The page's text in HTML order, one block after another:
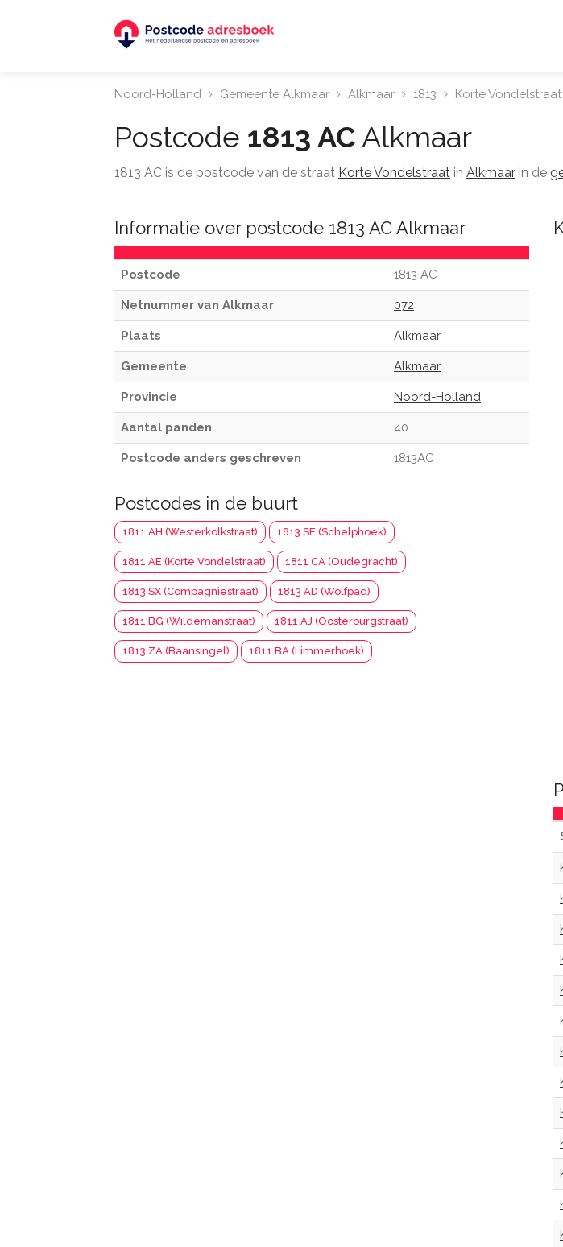
Noord-Holland Gemeente Alkmaar Alkmaar 1813 Korte Vondelstraat
Postcode 1813 AC Alkmaar
1813 AC is de postcode van de straat Korte Vondelstraat in Alkmaar in de
Informatie over postcode 1813 AC Alkmaar
Postcode 1813 AC
Netnummer van Alkmaar 072
Plaats Alkmaar
Gemeente Alkmaar
Provincie Noord-Holland
Aantal panden 40
Postcode anders geschreven 1813AC
Postcodes in de buurt
1811 AH (Westerkolkstraat) 1813 SE (Schelphoek)
1811 AE (Korte Vondelstraat) 1811 CA (Oudegracht)
1813 SX (Compagniestraat) 1813 AD (Wolfpad)
1811 BG (Wildemanstraat) 1811 AJ (Oosterburgstraat)
1813 ZA (Baansingel) 1811 BA (Limmerhoek)